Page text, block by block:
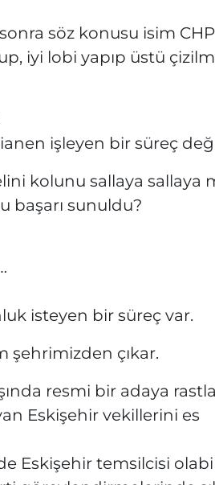
söz konusu isim
iyi lobi yapıp üstü
işleyen bir süreç
kolunu sallaya sallaya
başarı sunuldu?
isteyen bir süreç var.
şehrimizden çıkar.
resmi bir adaya
Eskişehir vekillerini es
Eskişehir temsilcisi